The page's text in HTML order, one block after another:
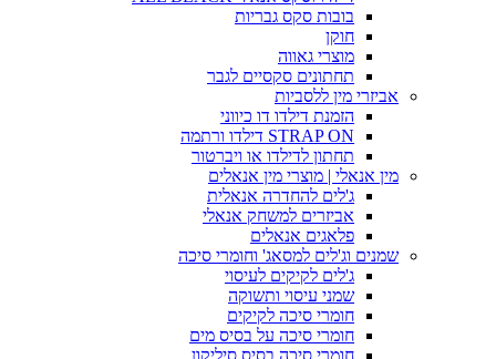
בובות סקס גבריות
חוקן
מוצרי גאווה
תחתונים סקסיים לגבר
אביזרי מין ללסביות
הזמנת דילדו דו כיווני
STRAP ON דילדו ורתמה
תחתון לדילדו או ויברטור
מין אנאלי | מוצרי מין אנאלים
ג'לים להחדרה אנאלית
אביזרים למשחק אנאלי
פלאגים אנאלים
שמנים וג'לים למסאג' וחומרי סיכה
ג'לים לקיקים לעיסוי
שמני עיסוי ותשוקה
חומרי סיכה לקיקים
חומרי סיכה על בסיס מים
חומרי סיכה בסיס סיליקון